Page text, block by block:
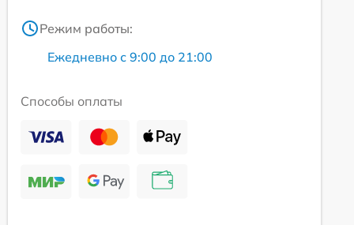
Режим работы:
Ежедневно с 9:00 до 21:00
Способы оплаты